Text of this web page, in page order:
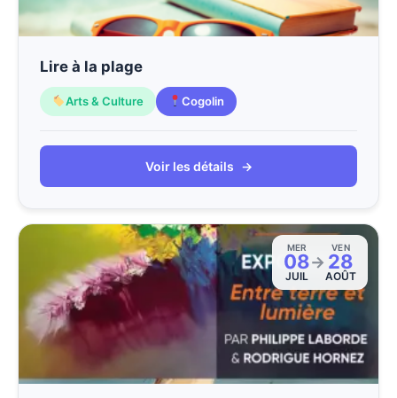
Lire à la plage
Arts & Culture Cogolin
Voir les détails →
MER
08
JUIL
→
VEN
28
AOÛT